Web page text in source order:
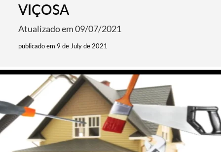
VIÇOSA
Atualizado em 09/07/2021
publicado em 9 de July de 2021